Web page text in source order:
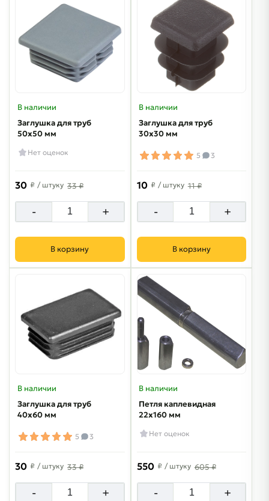
В наличии
Заглушка для труб
50х50 мм
Нет оценок
30 ₽ / штуку 33 ₽
- +
В корзину
В наличии
Заглушка для труб
30х30 мм
5 3
10 ₽ / штуку 11 ₽
- +
В корзину
В наличии
Заглушка для труб
40х60 мм
5 3
30 ₽ / штуку 33 ₽
- +
В наличии
Петля каплевидная
22х160 мм
Нет оценок
550 ₽ / штуку 605 ₽
- +